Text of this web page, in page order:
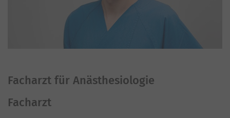
Facharzt für Anästhesiologie
Facharzt